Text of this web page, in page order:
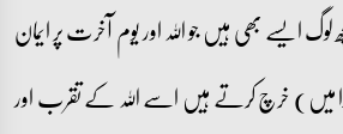
لوگ ایسے بھی ہیں جو اللہ اور یوم آخرت پر ایمان
میں) خرچ کرتے ہیں اسے اللہ کے تقرب اور